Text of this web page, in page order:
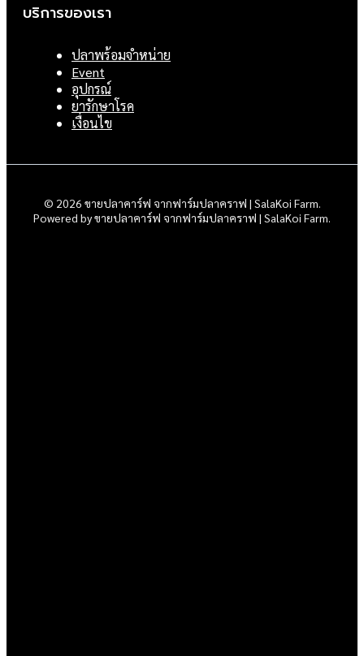
บริการของเรา
ปลาพร้อมจำหน่าย
Event
อุปกรณ์
ยารักษาโรค
เงื่อนไข
© 2026 ขายปลาคาร์ฟ จากฟาร์มปลาคราฟ | SalaKoi Farm.
Powered by ขายปลาคาร์ฟ จากฟาร์มปลาคราฟ | SalaKoi Farm.